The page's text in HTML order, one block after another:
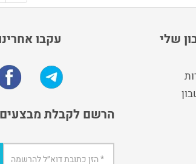
עקבו
הרשם לקבלת מבצעים
שלי